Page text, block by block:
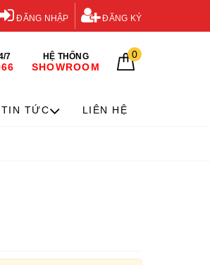
ĐĂNG NHẬP ĐĂNG KÝ
7 HỆ THỐNG
SHOWROOM
0
TIN TỨC LIÊN HỆ